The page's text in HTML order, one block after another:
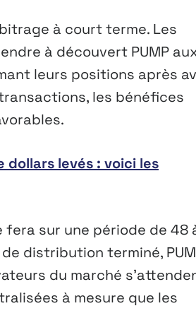
à court terme. Les
à découvert PUMP
leurs positions après
les bénéfices
dollars levés : voici les
sur une période de 48
distribution terminé,
du marché
à mesure que les